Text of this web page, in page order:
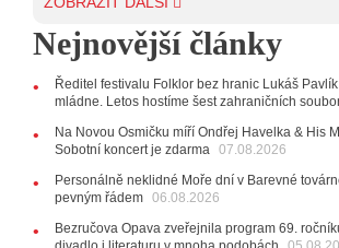
Svatováclavského hudebního festivalu
11:00
Do Ostravy se vrací britští
listopadu v klubu Barrák
VIDEO
10:33
Úsměvné historky ze života
Verše: Od zapomenutých baterek až po
28.07.2026
jen několik desítek posledních vstupenek
Nejnovější články
Ředitel festivalu Folklor bez hranic Lukáš
mládne. Letos hostíme šest zahraničních
Na Novou Osmičku míří Ondřej Havelka & His
Sobotní koncert je zdarma 07.08.2026
Personálně neklidné Moře dní v Barevné
pevným řádem 06.08.2026
Bezručova Opava zveřejnila program 69.